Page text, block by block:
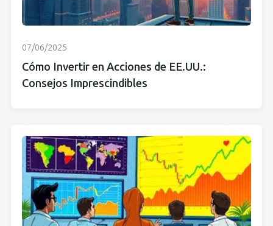
07/06/2025
Cómo Invertir en Acciones de EE.UU.:
Consejos Imprescindibles